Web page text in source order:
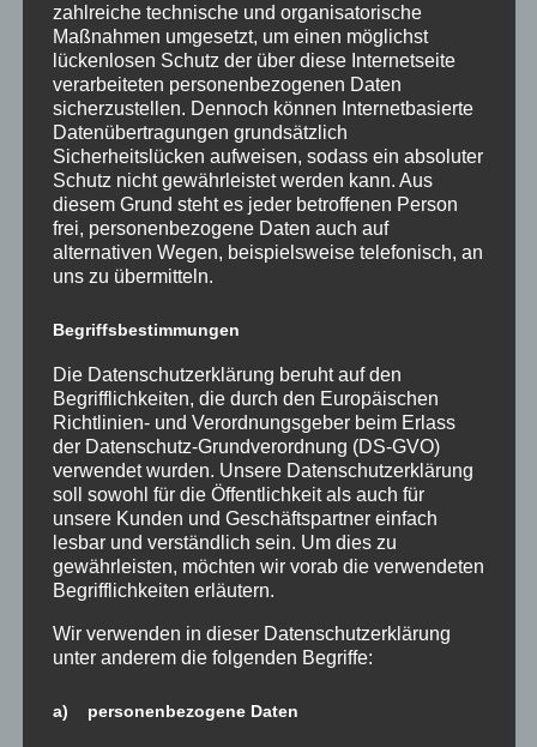
wieder stark in den Mittelpunkt stellen und damit
Errungenschaften infrage stellen, für die Frauen
über viele Jahrzehnte gekämpft haben. Natürlich soll
jeder Mensch seinen eigenen Lebensweg wählen
dürfen. Aber wichtig ist mir, dass diese Wahl wirklich
frei ist – und nicht durch Erwartungen oder
gesellschaftlichen Druck eingeengt wird.
Wenn ich auf meine ersten fünf Jahre zurückblicke,
dann bin ich vor allem dankbar. Dankbar für eine
Schule, in der wir gemeinsam daran arbeiten, dass
Menschen gesehen werden – nicht zuerst als Mann
und Verantwortung für unsere Gemeinschaft.
Und den Mädchen, die heute unsere Schule
besuchen, möchte ich etwas ganz Persönliches
mitgeben: Traut euch, eure Stimme zu erheben,
Fragen zu stellen, mutig zu sein und euren eigenen
Weg zu gehen. Lasst euch von niemandem einreden,
dass etwas „nicht für euch gedacht” sei. Eure Ideen,
eure Perspektiven und eure Talente werden
gebraucht – hier an unserer Schule und weit
darüber hinaus.“ (Stefanie Klimasch, 2026)
Als Gleichstellungsbeauftragte schließen wir an die
Gedanken unserer Schulleiterin an und möchten
Grundgesetz verankerte Gleichberechtigung im
zahlreiche technische und organisatorische
Maßnahmen umgesetzt, um einen möglichst
lückenlosen Schutz der über diese Internetseite
verarbeiteten personenbezogenen Daten
sicherzustellen. Dennoch können Internetbasierte
Datenübertragungen grundsätzlich
Sicherheitslücken aufweisen, sodass ein absoluter
Schutz nicht gewährleistet werden kann. Aus
diesem Grund steht es jeder betroffenen Person
frei, personenbezogene Daten auch auf
alternativen Wegen, beispielsweise telefonisch, an
uns zu übermitteln.
Begriffsbestimmungen
Die Datenschutzerklärung beruht auf den
Begrifflichkeiten, die durch den Europäischen
Richtlinien- und Verordnungsgeber beim Erlass
der Datenschutz-Grundverordnung (DS-GVO)
verwendet wurden. Unsere Datenschutzerklärung
soll sowohl für die Öffentlichkeit als auch für
unsere Kunden und Geschäftspartner einfach
lesbar und verständlich sein. Um dies zu
gewährleisten, möchten wir vorab die verwendeten
Begrifflichkeiten erläutern.
Wir verwenden in dieser Datenschutzerklärung
unter anderem die folgenden Begriffe:
a) personenbezogene Daten